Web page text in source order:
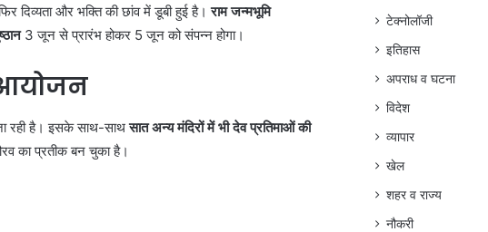
दिव्यता और भक्ति की छांव में डूबी हुई है।राम जन्मभूमि
3 जून से प्रारंभ होकर 5 जून को संपन्न होगा।
आयोजन
रही है। इसके साथ-साथसात अन्य मंदिरों में भी देव प्रतिमाओं की
का प्रतीक बन चुका है।
टेक्नोलॉजी
इतिहास
अपराध व घटना
विदेश
व्यापार
खेल
शहर व राज्य
नौकरी